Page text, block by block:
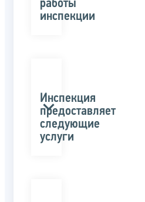
работы
инспекции
Инспекция
предоставляет
следующие
услуги